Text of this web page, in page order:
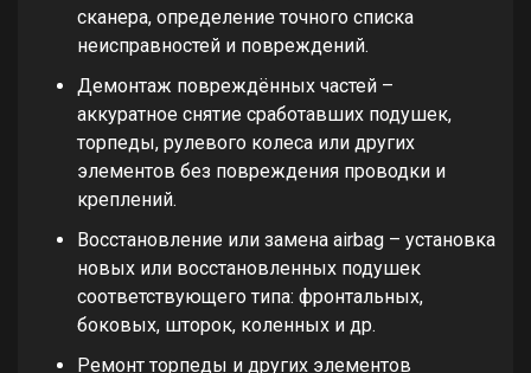
сканера, определение точного списка
неисправностей и повреждений.
Демонтаж повреждённых частей –
аккуратное снятие сработавших подушек,
торпеды, рулевого колеса или других
элементов без повреждения проводки и
креплений.
Восстановление или замена airbag – установка
новых или восстановленных подушек
соответствующего типа: фронтальных,
боковых, шторок, коленных и др.
Ремонт торпеды и других элементов